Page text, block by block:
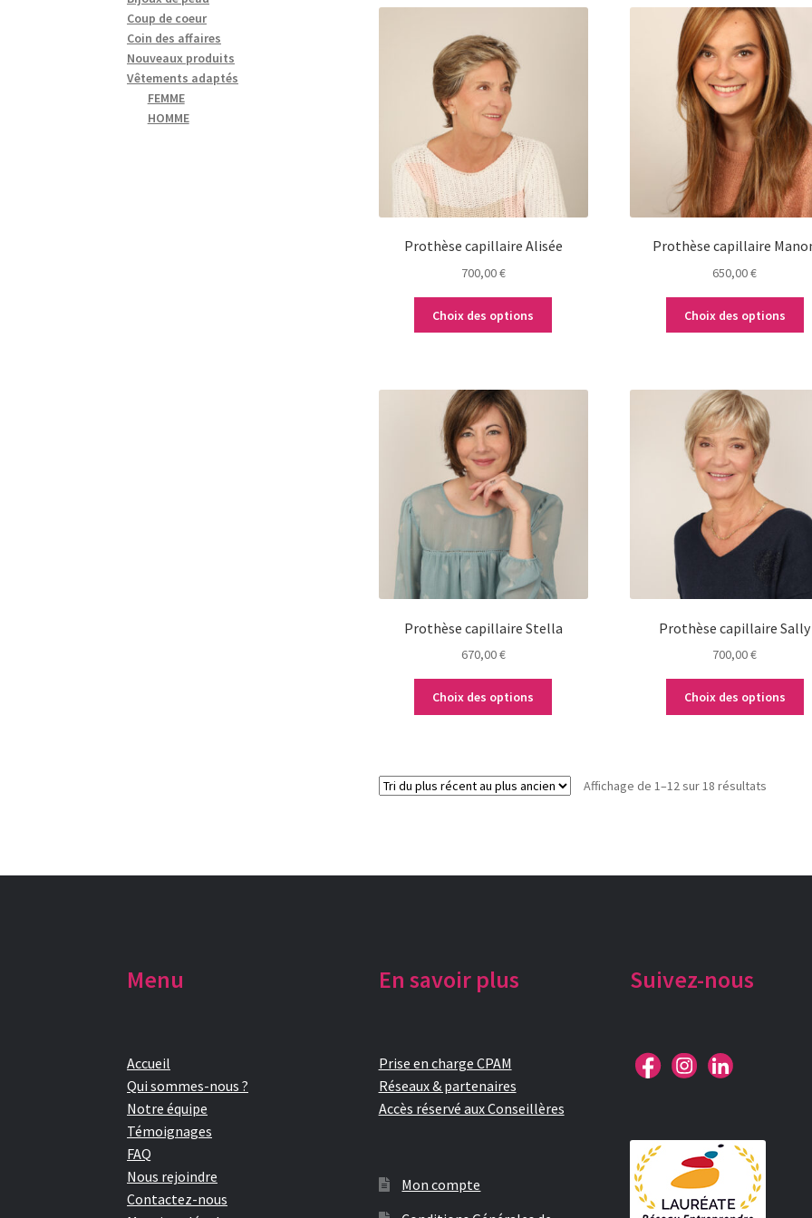
Prothèse capillaire Alisée
700,00€
Choix des options
produit
a
plusieurs
variations.
Les
options
peuvent
être
choisies
sur
page
du
produit
Prothèse capillaire
650,00€
Choix des options
Ce
produit
a
plusieurs
variations.
Les
options
peuvent
être
choisies
sur
page
du
produit
Prothèse capillaire Stella
670,00€
Choix des options
Ce
produit
a
plusieurs
variations.
Les
options
peuvent
être
choisies
sur
page
du
produit
Prothèse capillaire Sally
700,00€
Choix des options
Ce
produit
a
plusieurs
variations.
Les
options
peuvent
sur
page
du
produit
Affichage de 1–12 sur 18 résultatsTrié
Coup de coeur
Coin des affaires
Nouveaux produits
Vêtements adaptés
FEMME
HOMME
Menu
Accueil
Qui sommes-nous ?
Notre équipe
Témoignages
FAQ
Nous rejoindre
Contactez-nous
En savoir plus
Prise en charge CPAM
Réseaux & partenaires
Accès réservé aux Conseillères
Mon compte
Suivez-nous